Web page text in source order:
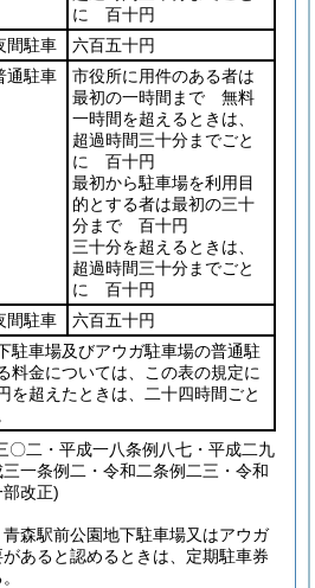
に 百十円
間駐車
六百五十円
通駐車
市役所に用件のある者は
最初の一時間まで 無料
一時間を超えるときは、
超過時間三十分までごと
に 百十円
最初から駐車場を利用目
的とする者は最初の三十
分まで 百十円
三十分を超えるときは、
超過時間三十分までごと
に 百十円
間駐車
六百五十円
車場及びアウガ駐車場の普通駐
料金については、この表の規定に
を超えたときは、二十四時間ごと
〇二・平成一八条例八七・平成二九
一条例二・令和二条例二三・令和
改正)
森駅前公園地下駐車場又はアウガ
あると認めるときは、定期駐車券